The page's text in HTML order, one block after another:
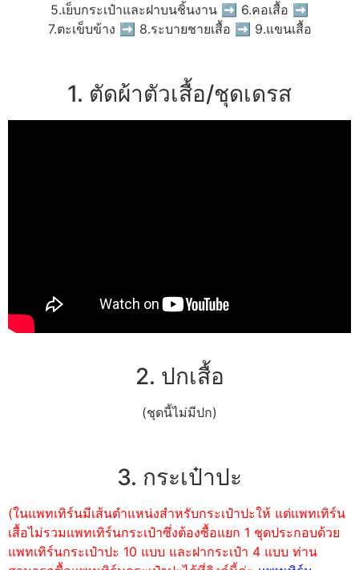
5.เย็บกระเป๋าและฝาบนชิ้นงาน ➡ 6.คอเสื้อ ➡
7.ตะเข็บข้าง ➡ 8.ระบายชายเสื้อ ➡ 9.แขนเสื้อ
1. ตัดผ้าตัวเสื้อ/ชุดเดรส
2. ปกเสื้อ
(ชุดนี้ไม่มีปก)
3. กระเป๋าปะ
(ในแพทเทิร์นมีเส้นตำแหน่งสำหรับกระเป๋าปะให้ แต่แพทเทิร์น
เสื้อไม่รวมแพทเทิร์นกระเป๋าซึ่งต้องซื้อแยก 1 ชุดประกอบด้วย
แพทเทิร์นกระเป๋าปะ 10 แบบ และฝากระเป๋า 4 แบบ ท่าน